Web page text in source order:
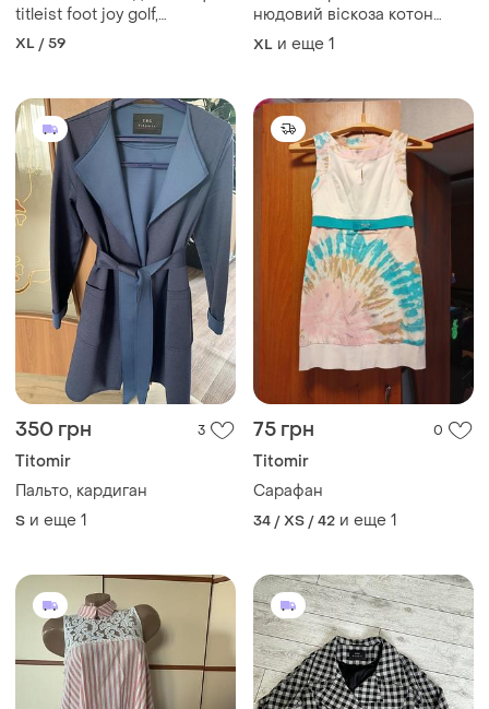
titleist foot joy golf,
оригинал,.на окр. до 59 см.
XL / 59
нюдовий віскоза котон
нарядний літній піжамний
стиль жакет оверсайз
XL и еще 1
350 грн 3
Titomir
Пальто, кардиган
S и еще 1
75 грн 0
Titomir
Сарафан
34 / XS / 42 и еще 1